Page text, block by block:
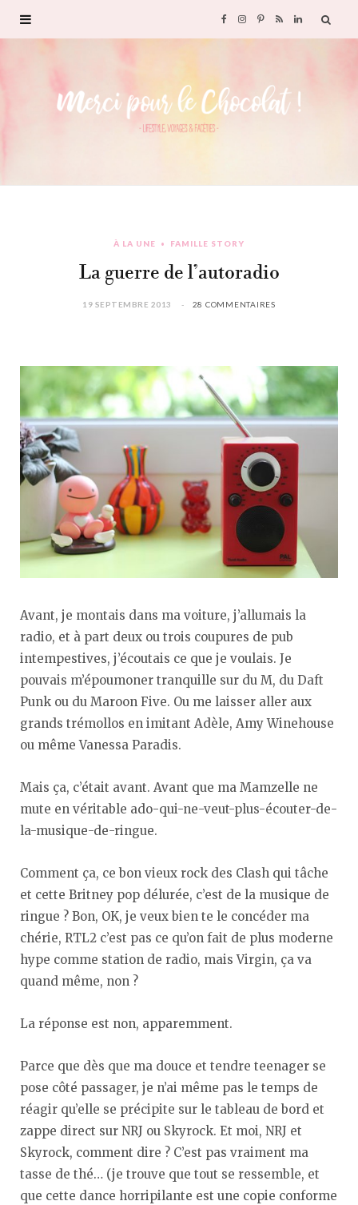
F
c
o
I P
n
R
S
L
À LA UNE FAMILLE STORY
La guerre de l’autoradio
19 SEPTEMBRE 2013 28 COMMENTAIRES
Avant, je montais dans ma voiture, j’allumais la
radio, et à part deux ou trois coupures de pub
intempestives, j’écoutais ce que je voulais. Je
pouvais m’époumoner tranquille sur du M, du Daft
Punk ou du Maroon Five. Ou me laisser aller aux
grands trémollos en imitant Adèle, Amy Winehouse
ou même Vanessa Paradis.
Mais ça, c’était avant. Avant que ma Mamzelle ne
mute en véritable ado-qui-ne-veut-plus-écouter-de-
la-musique-de-ringue.
Comment ça, ce bon vieux rock des Clash qui tâche
et cette Britney pop délurée, c’est de la musique de
ringue ? Bon, OK, je veux bien te le concéder ma
chérie, RTL2 c’est pas ce qu’on fait de plus moderne
hype comme station de radio, mais Virgin, ça va
quand même, non ?
La réponse est non, apparemment.
Parce que dès que ma douce et tendre teenager se
pose côté passager, je n’ai même pas le temps de
réagir qu’elle se précipite sur le tableau de bord et
zappe direct sur NRJ ou Skyrock. Et moi, NRJ et
Skyrock, comment dire ? C’est pas vraiment ma
tasse de thé… (je trouve que tout se ressemble, et
que cette dance horripilante est une copie conforme